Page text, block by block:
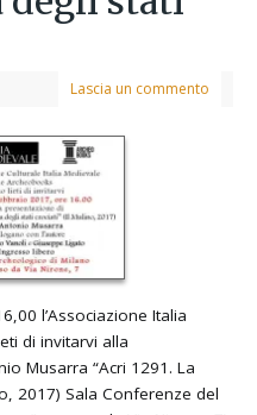
Lascia un commento
l’Associazione Italia
di invitarvi alla
Musarra “Acri 1291. La
2017) Sala Conferenze del